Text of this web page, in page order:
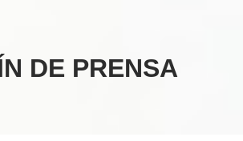
DE PRENSA